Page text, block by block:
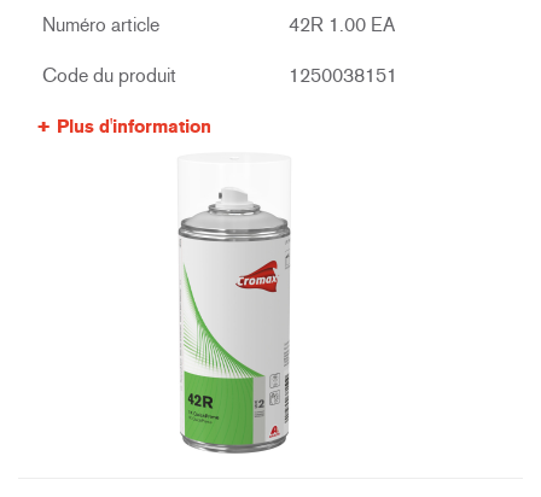
Numéro article 42R 1.00 EA
Code du produit 1250038151
Plus d'information